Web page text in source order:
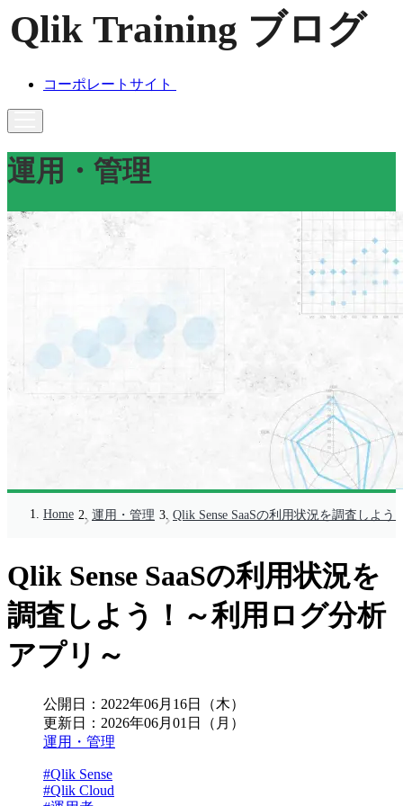
コーポレートサイト
運用・管理
Home 運用・管理 Qlik Sense SaaSの利用状況を調査しよ
Qlik Sense SaaSの利用状況を
調査しよう！～利用ログ分析
アプリ～
公開日： 2022年06月16日（木）
更新日： 2026年06月01日（月）
運用・管理
#Qlik Sense
#Qlik Cloud